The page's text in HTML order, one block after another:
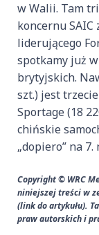
w Walii. Tam
koncernu SAIC
liderującego
spotkamy już
brytyjskich.
szt.) jest
Sportage (18
chińskie
„dopiero” na
Copyright © WRC
niniejszej treści w
(link do artykułu).
praw autorskich i